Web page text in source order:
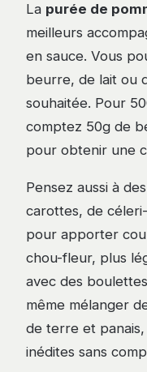
La purée de
meilleurs
en sauce. Vous
beurre, de lait ou
souhaitée. Pour
comptez 50g de
pour obtenir une
Pensez aussi à
carottes, de
pour apporter
chou-fleur, plus
avec des
même mélanger
de terre et
inédites sans